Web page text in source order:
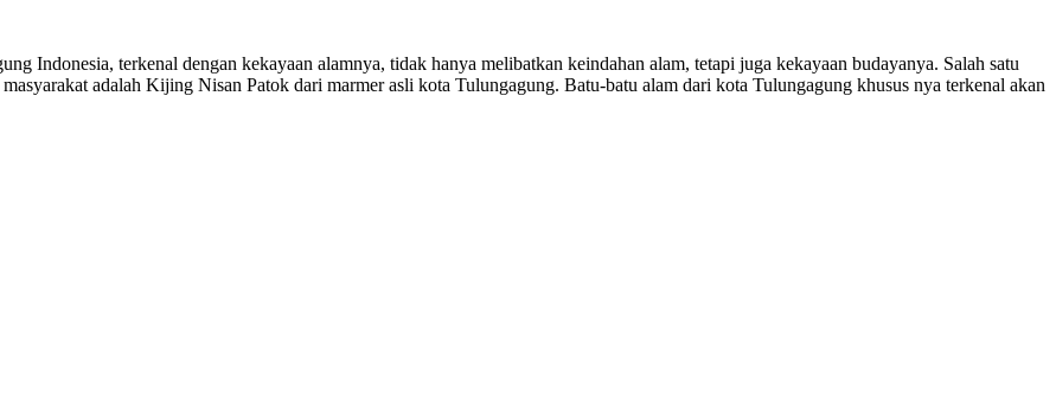
Indonesia, terkenal dengan kekayaan alamnya, tidak hanya melibatkan keindahan alam, tetapi juga kekayaan budayanya. Salah satu
adalah Kijing Nisan Patok dari marmer asli kota Tulungagung. Batu-batu alam dari kota Tulungagung khusus nya terkenal akan